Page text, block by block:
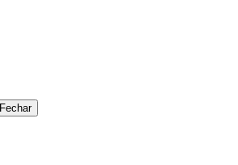
Fechar